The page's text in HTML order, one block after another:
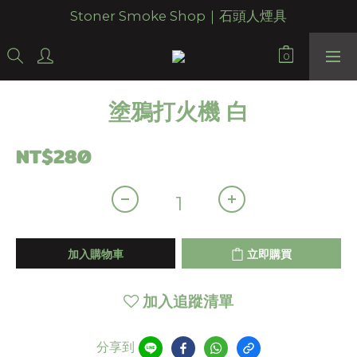
Stoner Smoke Shop｜石頭人煙具
塗鴉打火機 白
NT$280
加入購物車 立即購買
加入追蹤清單
分享到